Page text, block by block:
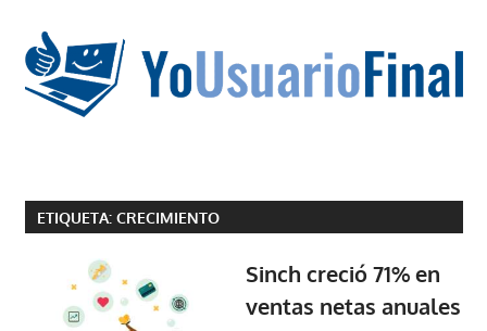
contenido
noETIQUETA: CRECIMIENTO
Sinch creció 71% en
ventas netas anuales